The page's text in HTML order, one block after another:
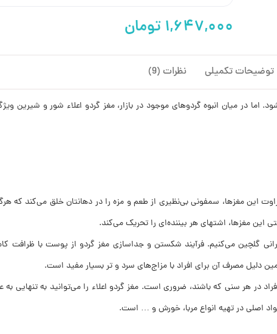
توضیحات تکمیلی نظرات (9)
در میان انبوه گردوهای موجود در بازار، مغز گردو اعلاء شور و شیرین
این مغزها، سمفونی بی‌نظیری از طعم و مزه را در دهانتان خلق می‌کند که
مغزها، اشتهای هر بیننده‌ای را تحریک می‌کند.
گلچین می‌کنیم. فرآیند شکستن و جداسازی مغز گردو از پوست با ظرافت
مصرف آن برای افراد با مزاج‌های سرد و تر بسیار مفید است.
در هر سنی که باشند، ضروری است. مغز گردو اعلاء را می‌توانید به تنهایی
اصلی در تهیه انواع مربا، خورش و … است.